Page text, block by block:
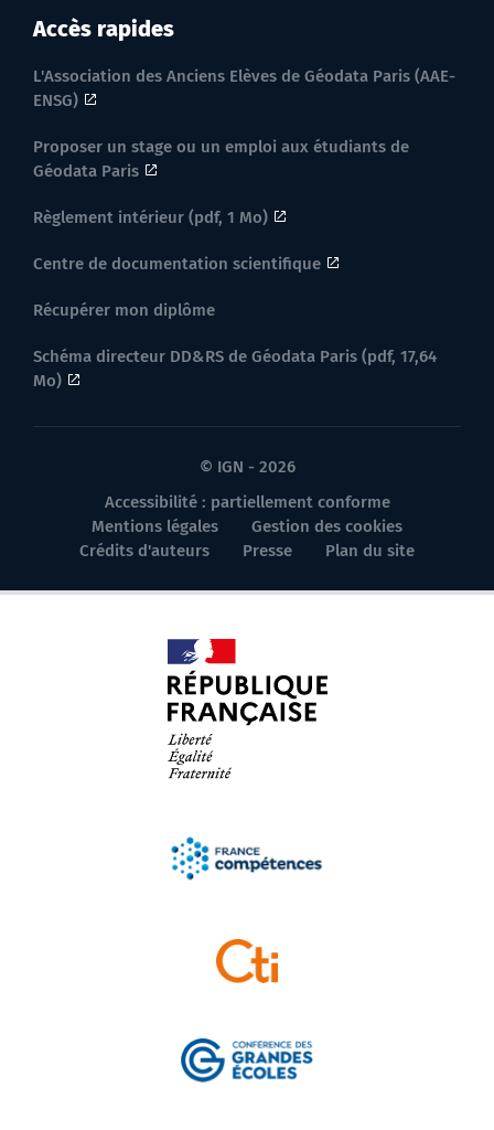
Accès rapides
L'Association des Anciens Elèves de Géodata Paris (AAE-
ENSG)
Proposer un stage ou un emploi aux étudiants de
Géodata Paris
Règlement intérieur (pdf, 1 Mo)
Centre de documentation scientifique
Récupérer mon diplôme
Schéma directeur DD&RS de Géodata Paris (pdf, 17,64
Mo)
© IGN - 2026
Accessibilité : partiellement conforme
Mentions légales
Gestion des cookies
Crédits d'auteurs
Presse Plan du site